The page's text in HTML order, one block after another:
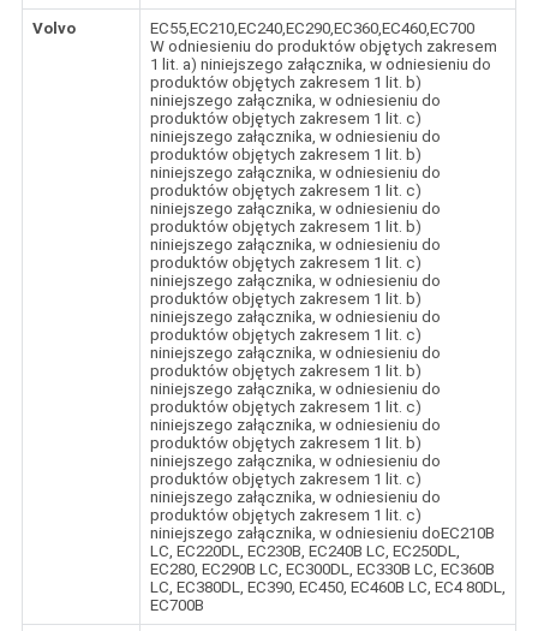
Volvo
EC55,EC210,EC240,EC290,EC360,EC460,EC700
W odniesieniu do produktów objętych zakresem
1 lit. a) niniejszego załącznika, w odniesieniu do
produktów objętych zakresem 1 lit. b)
niniejszego załącznika, w odniesieniu do
produktów objętych zakresem 1 lit. c)
niniejszego załącznika, w odniesieniu do
produktów objętych zakresem 1 lit. b)
niniejszego załącznika, w odniesieniu do
produktów objętych zakresem 1 lit. c)
niniejszego załącznika, w odniesieniu do
produktów objętych zakresem 1 lit. b)
niniejszego załącznika, w odniesieniu do
produktów objętych zakresem 1 lit. c)
niniejszego załącznika, w odniesieniu do
produktów objętych zakresem 1 lit. b)
niniejszego załącznika, w odniesieniu do
produktów objętych zakresem 1 lit. c)
niniejszego załącznika, w odniesieniu do
produktów objętych zakresem 1 lit. b)
niniejszego załącznika, w odniesieniu do
produktów objętych zakresem 1 lit. c)
niniejszego załącznika, w odniesieniu do
produktów objętych zakresem 1 lit. b)
niniejszego załącznika, w odniesieniu do
produktów objętych zakresem 1 lit. c)
niniejszego załącznika, w odniesieniu do
produktów objętych zakresem 1 lit. c)
niniejszego załącznika, w odniesieniu doEC210B
LC, EC220DL, EC230B, EC240B LC, EC250DL,
EC280, EC290B LC, EC300DL, EC330B LC, EC360B
LC, EC380DL, EC390, EC450, EC460B LC, EC4 80DL,
EC700B